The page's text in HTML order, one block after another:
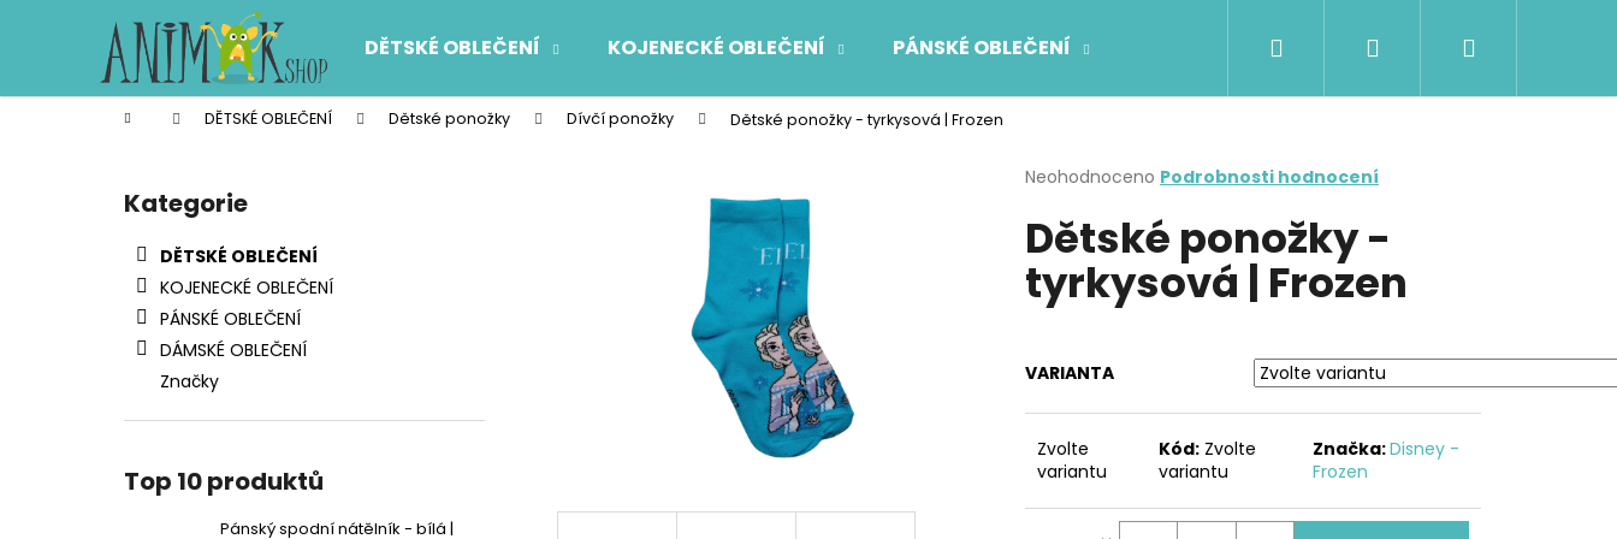
DĚTSKÉ OBLEČENÍ KOJENECKÉ OBLEČENÍ PÁNSKÉ OBLEČENÍ DÁMSKÉ OBLEČENÍ Kontakty
Přihlášení
Domů DĚTSKÉ OBLEČENÍ Dětské ponožky Dívčí ponožky Dětské ponožky - tyrkysová | Frozen
Přeskočit
kategorie
Kategorie
DĚTSKÉ OBLEČENÍ
KOJENECKÉ OBLEČENÍ
PÁNSKÉ OBLEČENÍ
DÁMSKÉ OBLEČENÍ
Značky
Top 10 produktů
Pánský spodní nátělník - bílá |
Průměrné
produktu
je
0,0
z
Neohodnoceno Podrobnosti hodnocení
Dětské ponožky -
tyrkysová | Frozen
VARIANTA
Zvolte
variantu
Kód: Zvolte
variantu
Značka:Disney -
Frozen
í
Zpět
do
Zpět
do
Co potřebujete najít?
Doporučujeme